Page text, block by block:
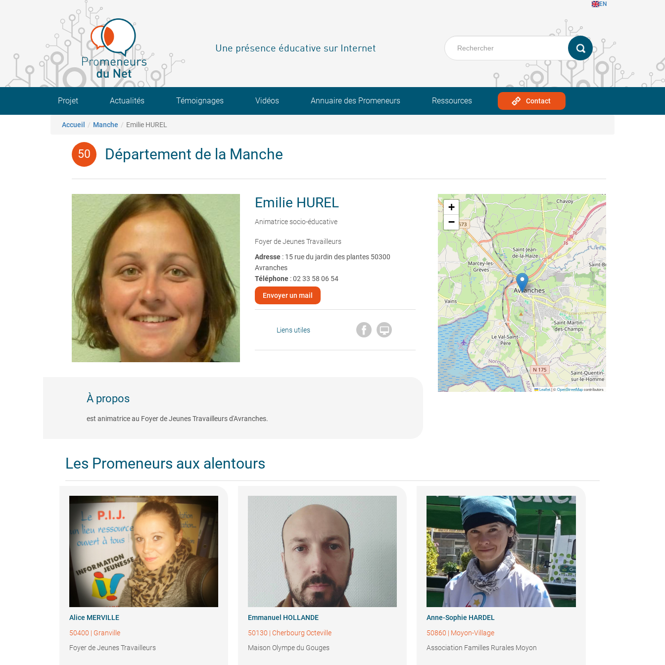
EN
Une présence éducative sur Internet
Main navigation
Projet Actualités Témoignages Vidéos Annuaire des Promeneurs Ressources Contact
Fil d'Ariane
Accueil Manche Emilie HUREL
Département de la Manche
Emilie HUREL
Animatrice socio-éducative
Foyer de Jeunes Travailleurs
Adresse : 15 rue du jardin des plantes 50300
Avranches
Téléphone:02 33 58 06 54
Envoyer un mail
Liens utiles 
À propos
est animatrice au Foyer de Jeunes Travailleurs d'Avranches.
+
−
Leaflet |©OpenStreetMapcontributors
Les Promeneurs aux alentours
Alice MERVILLE
50400 | Granville
Foyer de Jeunes Travailleurs
Emmanuel HOLLANDE
50130 | Cherbourg Octeville
Maison Olympe du Gouges
Anne-Sophie HARDEL
50860 | Moyon-Village
Association Familles Rurales Moyon